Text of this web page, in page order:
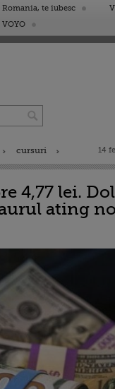
Romania, te iubesc
VOYO
cursuri
14
4,77 lei.
ating